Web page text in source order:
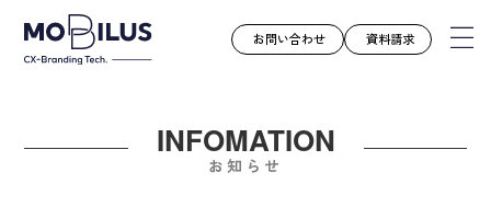
モビルスとは
お問い合わせ 資料請求
INFOMATION
お知らせ